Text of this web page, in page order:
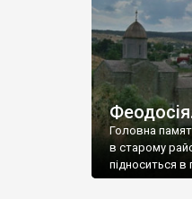
Головна
в старому
підноситься в